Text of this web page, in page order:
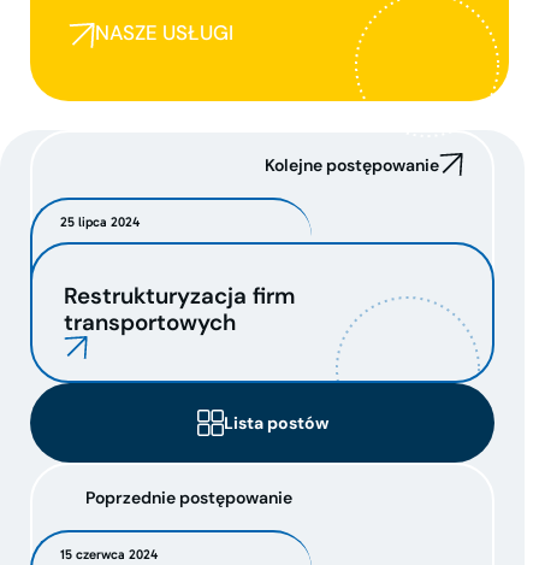
NASZE USŁUGI
Poprzednie postępowanie
15 czerwca 2024
Lista postów
Kolejne postępowanie
25 lipca 2024
Restrukturyzacja firm
transportowych